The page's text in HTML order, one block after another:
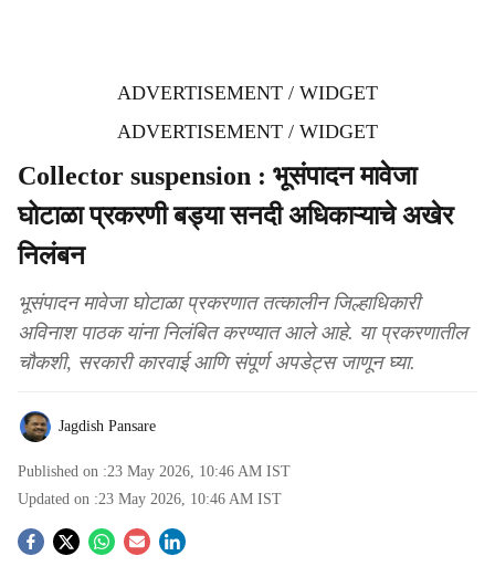
ADVERTISEMENT / WIDGET
ADVERTISEMENT / WIDGET
Collector suspension : भूसंपादन मावेजा
घोटाळा प्रकरणी बड्या सनदी अधिकाऱ्याचे अखेर
निलंबन
भूसंपादन मावेजा घोटाळा प्रकरणात तत्कालीन जिल्हाधिकारी
अविनाश पाठक यांना निलंबित करण्यात आले आहे. या प्रकरणातील
चौकशी, सरकारी कारवाई आणि संपूर्ण अपडेट्स जाणून घ्या.
Jagdish Pansare
Published on :23 May 2026, 10:46 AM IST
Updated on :23 May 2026, 10:46 AM IST
S